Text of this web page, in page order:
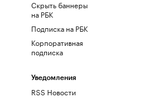
Скрыть баннеры
на РБК
Подписка на РБК
Корпоративная
подписка
Уведомления
RSS Новости